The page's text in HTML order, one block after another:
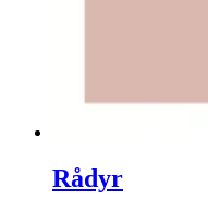
Rådyr